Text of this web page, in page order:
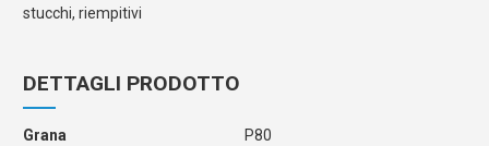
stucchi, riempitivi
DETTAGLI PRODOTTO
Grana P80